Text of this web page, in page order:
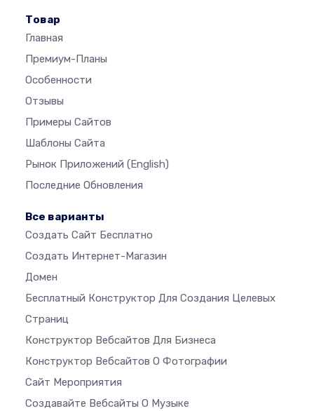
Товар
Главная
Премиум-Планы
Особенности
Отзывы
Примеры Сайтов
Шаблоны Сайта
Рынок Приложений (English)
Последние Обновления
Все варианты
Создать Сайт Бесплатно
Создать Интернет-Магазин
Домен
Бесплатный Конструктор Для Создания Целевых
Страниц
Конструктор Вебсайтов Для Бизнеса
Конструктор Вебсайтов О Фотографии
Сайт Мероприятия
Создавайте Вебсайты О Музыке